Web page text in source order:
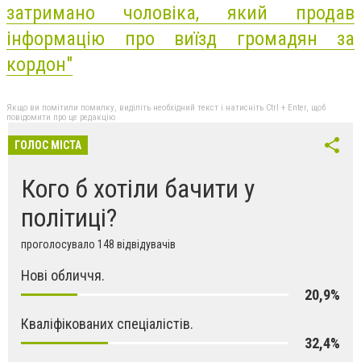
затримано чоловіка, який продав
інформацію про виїзд громадян за
кордон"
Якщо ви помітили помилку, виділіть необхідний текст і натисніть Ctrl + Enter, щоб
повідомити про це редакцію
ГОЛОС МІСТА
Кого б хотіли бачити у
політиці?
проголосувало 148 відвідувачів
Нові обличчя.
20,9%
Кваліфікованих спеціалістів.
32,4%